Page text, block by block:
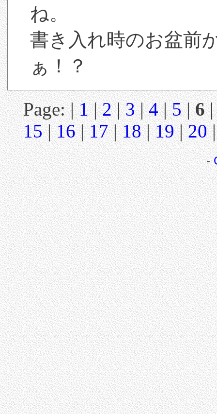
ね。
書き入れ時のお盆前
ぁ！？
Page: |1|2|3|4|5|6
15|16|17|18|19|20
-